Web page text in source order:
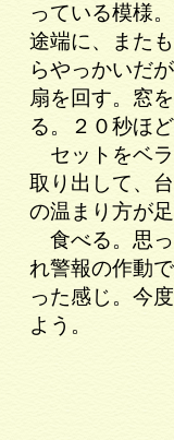
っている模様
途端に、また
らやっかいだ
扇を回す。窓
る。２０秒ほ
セットをベラ
取り出して、
の温まり方が
食べる。思っ
れ警報の作動
った感じ。今
よう。